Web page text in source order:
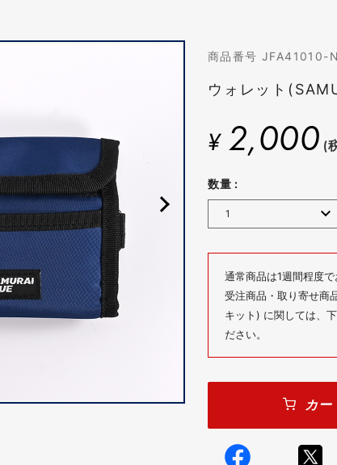
商品番号 JFA41010-
ウォレット
¥ 2,000 (
数量 :
通常商品は1週間程度で
受注商品・取り寄せ商
キット) に関しては、
ださい。
カ